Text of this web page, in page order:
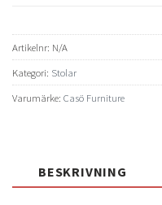
Artikelnr: N/A
Kategori: Stolar
Varumärke: Casö Furniture
BESKRIVNING